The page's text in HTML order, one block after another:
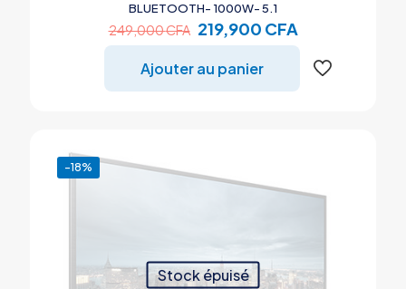
BLUETOOTH- 1000W- 5.1
249,000CFA Le
prix
initial
était :
249,000 CFA.
219,900 CFALe
prix
actuel
est :
219,900 CFA.
Ajouter au panier
-18%
Stock épuisé